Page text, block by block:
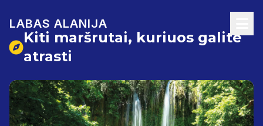
LABAS ALANIJA
Kiti maršrutai, kuriuos galite
atrasti